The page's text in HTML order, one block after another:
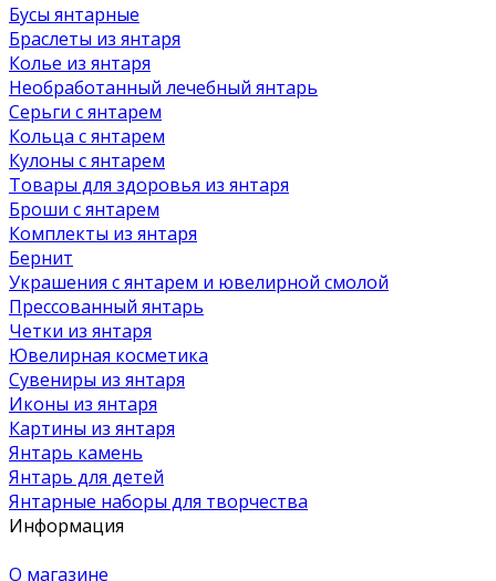
Бусы янтарные
Браслеты из янтаря
Колье из янтаря
Необработанный лечебный янтарь
Серьги с янтарем
Кольца с янтарем
Кулоны с янтарем
Товары для здоровья из янтаря
Броши с янтарем
Комплекты из янтаря
Бернит
Украшения с янтарем и ювелирной смолой
Прессованный янтарь
Четки из янтаря
Ювелирная косметика
Сувениры из янтаря
Иконы из янтаря
Картины из янтаря
Янтарь камень
Янтарь для детей
Янтарные наборы для творчества
Информация
О магазине